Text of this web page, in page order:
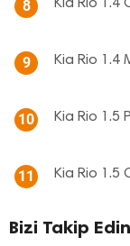
8 Kia Rio 1.4
9 Kia Rio 1.4
10 Kia Rio 1.5
11 Kia Rio 1.5
Bizi Takip Edin